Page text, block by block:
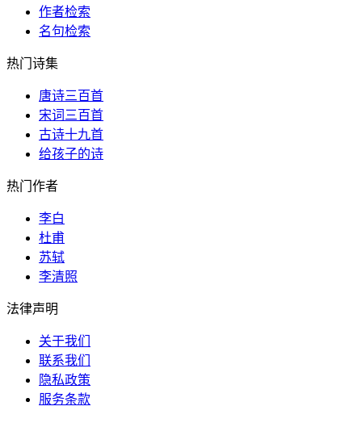
作者检索
名句检索
热门诗集
唐诗三百首
宋词三百首
古诗十九首
给孩子的诗
热门作者
李白
杜甫
苏轼
李清照
法律声明
关于我们
联系我们
隐私政策
服务条款